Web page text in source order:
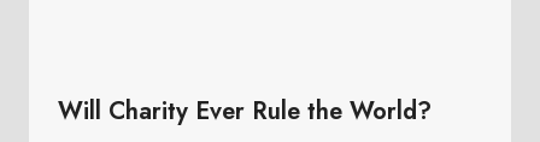
Will Charity Ever Rule the World?